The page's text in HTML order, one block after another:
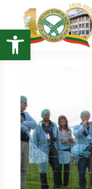
Open toolbar
turinio